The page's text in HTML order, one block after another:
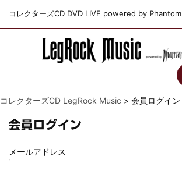
コレクターズCD DVD LIVE powered by
コレクターズCD LegRock Music > 会員ログイン
会員ログイン
メールアドレス